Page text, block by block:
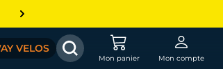
VELOS
Mon panier Mon compte